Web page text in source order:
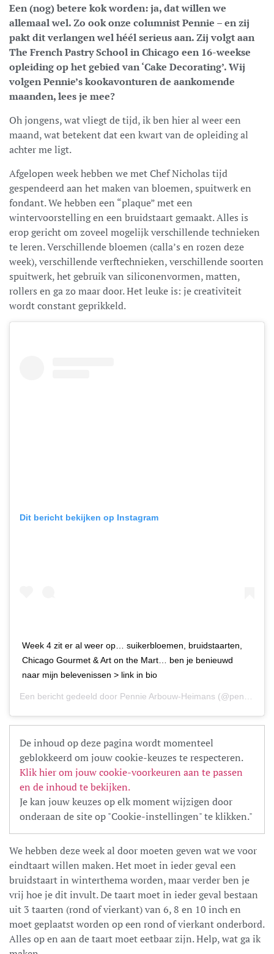
Een (nog) betere kok worden: ja, dat willen we
allemaal wel. Zo ook onze columnist Pennie – en zij
pakt dit verlangen wel héél serieus aan. Zij volgt aan
The French Pastry School in Chicago een 16-weekse
opleiding op het gebied van ‘Cake Decorating’.Wij
volgen Pennie’s kookavonturen de aankomende
maanden, lees je mee?
Oh jongens, wat vliegt de tijd, ik ben hier al weer een
maand, wat betekent dat een kwart van de opleiding al
achter me ligt.
Afgelopen week hebben we met Chef Nicholas tijd
gespendeerd aan het maken van bloemen, spuitwerk en
fondant. We hebben een “plaque” met een
wintervoorstelling en een bruidstaart gemaakt. Alles is
erop gericht om zoveel mogelijk verschillende technieken
te leren. Verschillende bloemen (calla’s en rozen deze
week), verschillende verftechnieken, verschillende soorten
spuitwerk, het gebruik van siliconenvormen, matten,
rollers en ga zo maar door. Het leuke is: je creativiteit
wordt constant geprikkeld.
Dit bericht bekijken op Instagram
Week 4 zit er al weer op… suikerbloemen, bruidstaarten,
Chicago Gourmet & Art on the Mart… ben je benieuwd
naar mijn belevenissen > link in bio
Een bericht gedeeld door Pennie Arbouw-Heimans (@penniearbouw) op
De inhoud op deze pagina wordt momenteel
geblokkeerd om jouw cookie-keuzes te respecteren.
Klik hier om jouw cookie-voorkeuren aan te passen
en de inhoud te bekijken.
Je kan jouw keuzes op elk moment wijzigen door
onderaan de site op "Cookie-instellingen" te klikken."
We hebben deze week al door moeten geven wat we voor
eindtaart willen maken. Het moet in ieder geval een
bruidstaart in winterthema worden, maar verder ben je
vrij hoe je dit invult. De taart moet in ieder geval bestaan
uit 3 taarten (rond of vierkant) van 6, 8 en 10 inch en
moet geplaatst worden op een rond of vierkant onderbord.
Alles op en aan de taart moet eetbaar zijn. Help, wat ga ik